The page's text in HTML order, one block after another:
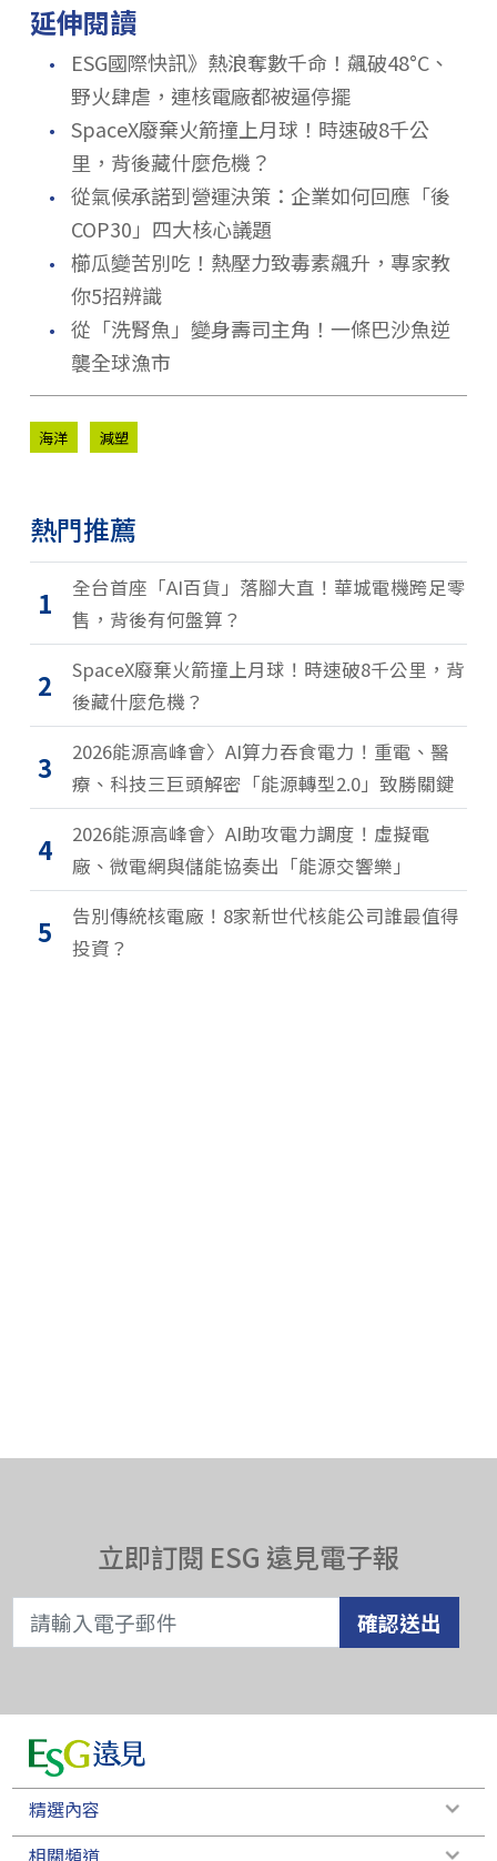
延伸閱讀
．
ESG國際快訊》熱浪奪數千命！飆破48°C、
野火肆虐，連核電廠都被逼停擺
． SpaceX廢棄火箭撞上月球！時速破8千公
里，背後藏什麼危機？
． 從氣候承諾到營運決策：企業如何回應「後
COP30」四大核心議題
． 櫛瓜變苦別吃！熱壓力致毒素飆升，專家教
你5招辨識
． 從「洗腎魚」變身壽司主角！一條巴沙魚逆
襲全球漁市
海洋 減塑
熱門推薦
1
全台首座「AI百貨」落腳大直！華城電機跨足零
售，背後有何盤算？
2
SpaceX廢棄火箭撞上月球！時速破8千公里，背
後藏什麼危機？
3
2026能源高峰會〉AI算力吞食電力！重電、醫
療、科技三巨頭解密「能源轉型2.0」致勝關鍵
4
2026能源高峰會〉AI助攻電力調度！虛擬電
廠、微電網與儲能協奏出「能源交響樂」
5
告別傳統核電廠！8家新世代核能公司誰最值得
投資？
立即訂閱 ESG 遠見電子報
確認送出
精選內容